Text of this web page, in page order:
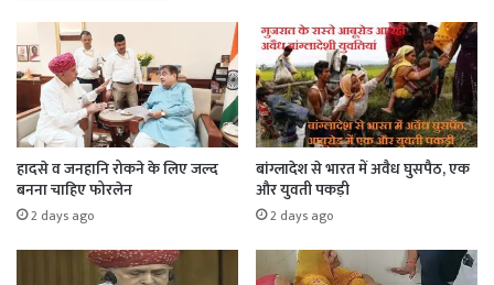
हादसे व जनहानि रोकने के लिए जल्द
बनना चाहिए फोरलेन
2 days ago
बांग्लादेश से भारत में अवैध घुसपैठ, एक
और युवती पकड़ी
2 days ago